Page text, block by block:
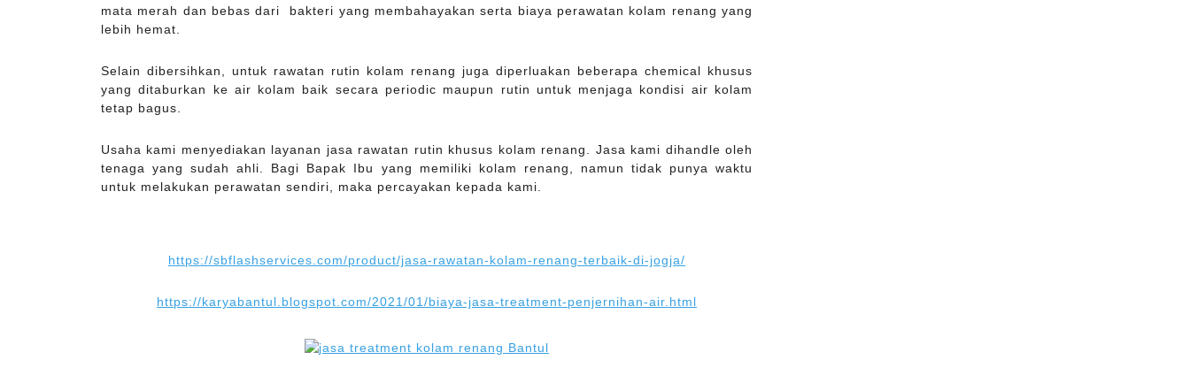
mata merah dan bebas dari bakteri yang membahayakan serta biaya perawatan kolam renang yang
lebih hemat.
Selain dibersihkan, untuk rawatan rutin kolam renang juga diperluakan beberapa chemical khusus
yang ditaburkan ke air kolam baik secara periodic maupun rutin untuk menjaga kondisi air kolam
tetap bagus.
Usaha kami menyediakan layanan jasa rawatan rutin khusus kolam renang. Jasa kami dihandle oleh
tenaga yang sudah ahli. Bagi Bapak Ibu yang memiliki kolam renang, namun tidak punya waktu
untuk melakukan perawatan sendiri, maka percayakan kepada kami.
https://sbflashservices.com/product/jasa-rawatan-kolam-renang-terbaik-di-jogja/
https://karyabantul.blogspot.com/2021/01/biaya-jasa-treatment-penjernihan-air.html